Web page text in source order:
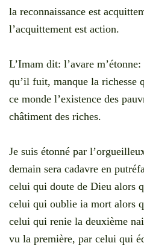
la reconnaissance est
l’acquittement est action.
L’Imam dit: l’avare
qu’il fuit, manque la richesse
ce monde l’existence des
châtiment des riches.
Je suis étonné par
demain sera cadavre en
celui qui doute de Dieu alors
celui qui oublie ia mort alors
celui qui renie la deuxième
vu la première, par celui qui